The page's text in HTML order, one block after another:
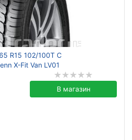
R15 102/100T C
X-Fit Van LV01
В магазин